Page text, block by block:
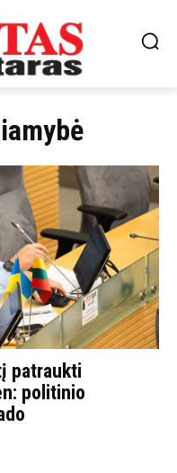
patraukti
politinio